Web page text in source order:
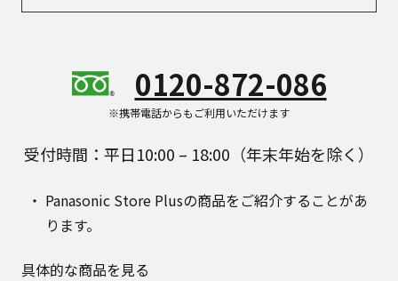
0120-872-086
※携帯電話からもご利用いただけます
受付時間：平日10:00 – 18:00（年末年始を除く）
Panasonic Store Plusの商品をご紹介することがあ
ります。
具体的な商品を見る